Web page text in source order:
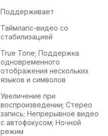
Поддерживает
Таймлапс-видео со
стабилизацией
True Tone; Поддержка
одновременного
отображения нескольких
языков и символов
Увеличение при
воспроизведении; Стерео
запись; Непрерывное видео
с автофокусом; Ночной
режим